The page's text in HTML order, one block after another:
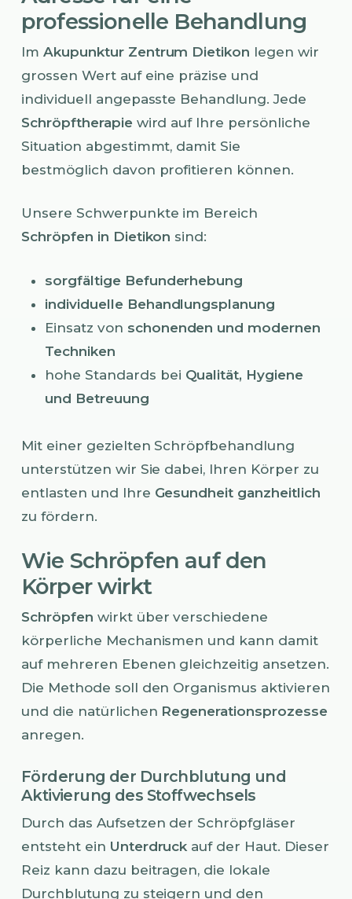
professionelle Behandlung
Im Akupunktur Zentrum Dietikon legen wir
grossen Wert auf eine präzise und
individuell angepasste Behandlung. Jede
Schröpftherapie wird auf Ihre persönliche
Situation abgestimmt, damit Sie
bestmöglich davon profitieren können.
Unsere Schwerpunkte im Bereich
Schröpfen in Dietikon sind:
sorgfältige Befunderhebung
individuelle Behandlungsplanung
Einsatz von schonenden und modernen
Techniken
hohe Standards bei Qualität, Hygiene
und Betreuung
Mit einer gezielten Schröpfbehandlung
unterstützen wir Sie dabei, Ihren Körper zu
entlasten und Ihre Gesundheit ganzheitlich
zu fördern.
Wie Schröpfen auf den
Körper wirkt
Schröpfen wirkt über verschiedene
körperliche Mechanismen und kann damit
auf mehreren Ebenen gleichzeitig ansetzen.
Die Methode soll den Organismus aktivieren
und die natürlichen Regenerationsprozesse
anregen.
Förderung der Durchblutung und
Aktivierung des Stoffwechsels
Durch das Aufsetzen der Schröpfgläser
entsteht ein Unterdruck auf der Haut. Dieser
Reiz kann dazu beitragen, die lokale
Durchblutung zu steigern und den